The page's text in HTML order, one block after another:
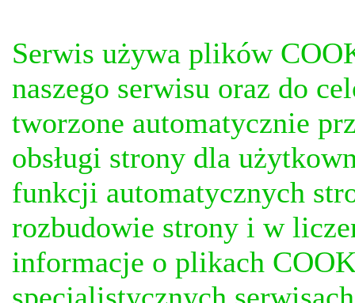
Serwis używa plików
naszego serwisu oraz do
tworzone automatycznie
obsługi strony dla
funkcji automatycznych
rozbudowie strony i w
informacje o plikach